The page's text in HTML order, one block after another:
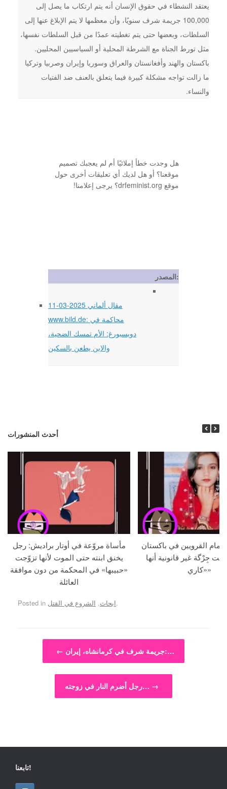
يعتقد النشطاء في حقوق الإنسان أنه يتم ارتكاب ما يصل إلى
100,000 جريمة شرف سنويًا، وأن معظمها لا يتم الإبلاغ عنها إلى
السلطات، وبعضها حتى يتم تغطيته عمدًا من قبل السلطات نفسها،
مثل تورط الجناة مع الشرطة المحلية أو السياسيين المحليين.
باكستان والهند وأفغانستان والعراق وسوريا وإيران وصربيا وتركيا
ما زالت تواجه مشكلة كبيرة فيما يتعلق بالعنف ضد الفتيات
والنساء.
هل وجدت خطأ إملائيًا أم لم يعجبك تصميم
موقعنا؟ أو هل لديك أي تعليقات أخرى حول
موقع drfeminist.org؟ يرجى إعلامنا!
المصدر:
11-03-2025 مقال ألماني
www.bild.de: محاكمة في
دويسبورغ: الأم تمسك الضحية،
والابن يطعن بالسكين
أحدث المنشورات
مأساة مروّعة في أوتار براديش: رجل
يخنق ابنته حتى الموت لأنها تزوّجت
«حبيبها» في المحكمة من دون موافقة
العائلة
أمام القرويين في باكستان
جِرْگة غير قانونية أنها
«كاري»
Posted in ابحاث, الشروع في القتل .
Post navigation
← جريمة شرف في كرمانشاه، إيران:…
رجل أضرم النار في زوجته… →
تابعنا!